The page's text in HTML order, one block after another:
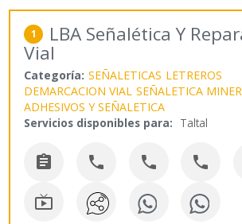
1 LBA Señalética Y
Vial
Categoría: SEÑALETICAS LETREROS
DEMARCACION VIAL SEÑALETICA
ADHESIVOS Y SEÑALETICA
Servicios disponibles para: Taltal
   
